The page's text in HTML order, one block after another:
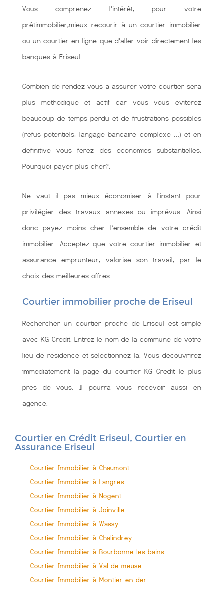
Vous comprenez l'intérêt, pour votre
prêtimmobilier,mieux recourir à un courtier immobilier
ou un courtier en ligne que d'aller voir directement les
banques à Eriseul.
Combien de rendez vous à assurer votre courtier sera
plus méthodique et actif car vous vous éviterez
beaucoup de temps perdu et de frustrations possibles
(refus potentiels, langage bancaire complexe …) et en
définitive vous ferez des économies substantielles.
Pourquoi payer plus cher?.
Ne vaut il pas mieux économiser à l'instant pour
privilégier des travaux annexes ou imprévus. Ainsi
donc payez moins cher l’ensemble de votre crédit
immobilier. Acceptez que votre courtier immobilier et
assurance emprunteur, valorise son travail, par le
choix des meilleures offres.
Courtier immobilier proche de Eriseul
Rechercher un courtier proche de Eriseul est simple
avec KG Crédit. Entrez le nom de la commune de votre
lieu de résidence et sélectionnez la. Vous découvrirez
immédiatement la page du courtier KG Crédit le plus
près de vous. Il pourra vous recevoir aussi en
agence.
Courtier en Crédit Eriseul, Courtier en
Assurance Eriseul
Courtier Immobilier à Chaumont
Courtier Immobilier à Langres
Courtier Immobilier à Nogent
Courtier Immobilier à Joinville
Courtier Immobilier à Wassy
Courtier Immobilier à Chalindrey
Courtier Immobilier à Bourbonne-les-bains
Courtier Immobilier à Val-de-meuse
Courtier Immobilier à Montier-en-der